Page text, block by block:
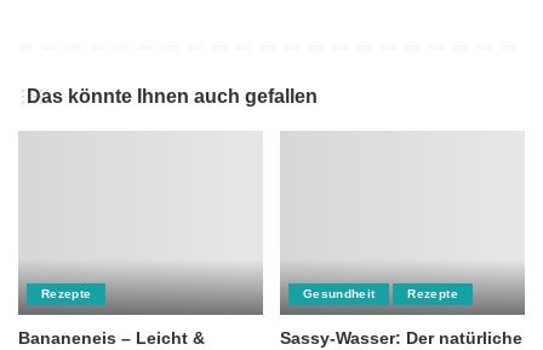
Das könnte Ihnen auch gefallen
Rezepte
Bananeneis – Leicht &
Gesundheit Rezepte
Sassy-Wasser: Der natürliche